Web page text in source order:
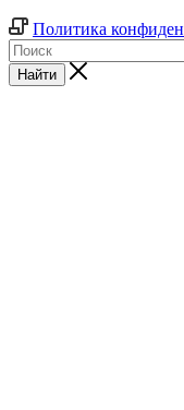
Политика
Найти